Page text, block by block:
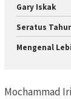
Gary Iskak
Seratus
Mengenal
Mochammad